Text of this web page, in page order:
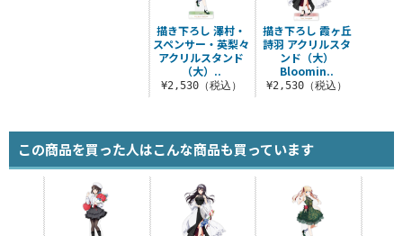
描き下ろし 澤村・
スペンサー・英梨々
アクリルスタンド
（大）..
¥2,530（税込）
描き下ろし 霞ヶ丘
詩羽 アクリルスタ
ンド（大）
Bloomin..
¥2,530（税込）
この商品を買った人はこんな商品も買っています